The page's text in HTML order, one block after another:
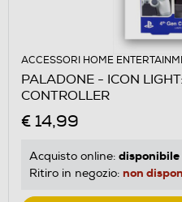
ACCESSORI HOME
PALADONE - ICON
CONTROLLER
€ 14,99
Acquisto online: disponibile
Ritiro in negozio: non